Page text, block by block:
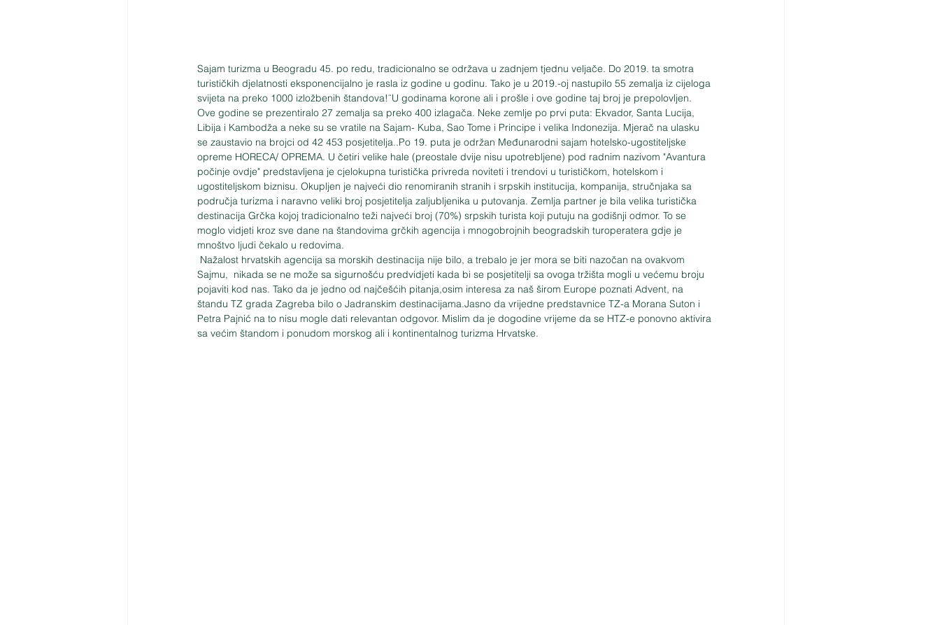
Sajam turizma u Beogradu 45. po redu, tradicionalno se održava u zadnjem tjednu veljače. Do 2019. ta smotra
turističkih djelatnosti eksponencijalno je rasla iz godine u godinu. Tako je u 2019.-oj nastupilo 55 zemalja iz cijeloga
svijeta na preko 1000 izložbenih štandova!¨U godinama korone ali i prošle i ove godine taj broj je prepolovljen.
Ove godine se prezentiralo 27 zemalja sa preko 400 izlagača. Neke zemlje po prvi puta: Ekvador, Santa Lucija,
Libija i Kambodža a neke su se vratile na Sajam- Kuba, Sao Tome i Principe i velika Indonezija. Mjerač na ulasku
se zaustavio na brojci od 42 453 posjetitelja..Po 19. puta je održan Međunarodni sajam hotelsko-ugostiteljske
opreme HORECA/ OPREMA. U četiri velike hale (preostale dvije nisu upotrebljene) pod radnim nazivom "Avantura
počinje ovdje" predstavljena je cjelokupna turistička privreda noviteti i trendovi u turističkom, hotelskom i
ugostiteljskom biznisu. Okupljen je najveći dio renomiranih stranih i srpskih institucija, kompanija, stručnjaka sa
područja turizma i naravno veliki broj posjetitelja zaljubljenika u putovanja. Zemlja partner je bila velika turistička
destinacija Grčka kojoj tradicionalno teži najveći broj (70%) srpskih turista koji putuju na godišnji odmor. To se
moglo vidjeti kroz sve dane na štandovima grčkih agencija i mnogobrojnih beogradskih turoperatera gdje je
mnoštvo ljudi čekalo u redovima.
Sajmu,  nikada se ne može sa sigurnošću predvidjeti kada bi se posjetitelji sa ovoga tržišta mogli u većemu broju
pojaviti kod nas. Tako da je jedno od najčešćih pitanja,osim interesa za naš širom Europe poznati Advent, na
štandu TZ grada Zagreba bilo o Jadranskim destinacijama.Jasno da vrijedne predstavnice TZ-a Morana Suton i
Petra Pajnić na to nisu mogle dati relevantan odgovor. Mislim da je dogodine vrijeme da se HTZ-e ponovno aktivira
sa većim štandom i ponudom morskog ali i kontinentalnog turizma Hrvatske.